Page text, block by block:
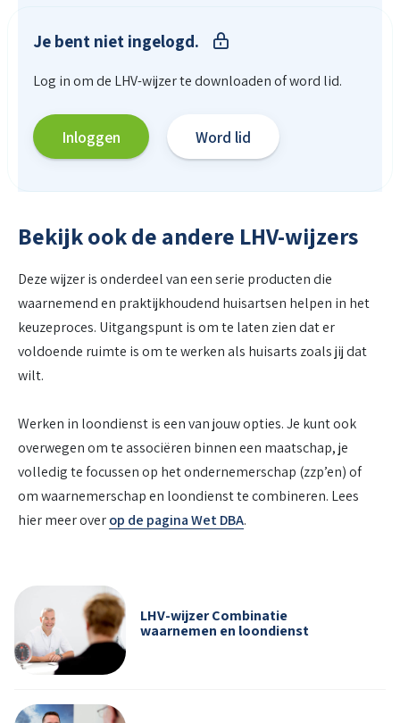
Je bent niet ingelogd.
Log in om de LHV-wijzer te downloaden of word lid.
Inloggen Word lid
Bekijk ook de andere LHV-wijzers
Deze wijzer is onderdeel van een serie producten die
waarnemend en praktijkhoudend huisartsen helpen in het
keuzeproces. Uitgangspunt is om te laten zien dat er
voldoende ruimte is om te werken als huisarts zoals jij dat
wilt.
Werken in loondienst is een van jouw opties. Je kunt ook
overwegen om te associëren binnen een maatschap, je
volledig te focussen op het ondernemerschap (zzp’en) of
om waarnemerschap en loondienst te combineren. Lees
hier meer overop de pagina Wet DBA.
LHV-wijzer Combinatie
waarnemen en loondienst